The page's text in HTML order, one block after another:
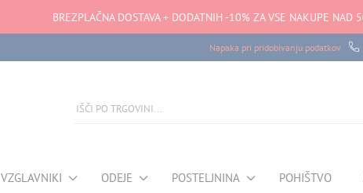
BREZPLAČNA DOSTAVA + DODATNIH -10% ZA VSE NAKUPE NAD
Napaka pri pridobivanju podatkov
VZGLAVNIKI ODEJE POSTELJNINA POHIŠTVO